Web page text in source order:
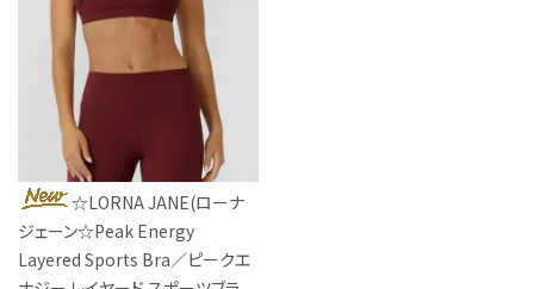
☆LORNA JANE(ローナ
ジェーン☆Peak Energy
Layered Sports Bra／ピークエ